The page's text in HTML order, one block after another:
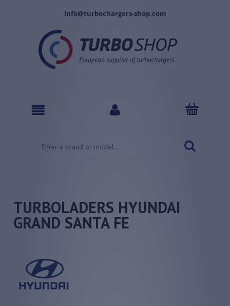
info@turbochargers-shop.com
TURBOLADERS HYUNDAI
GRAND SANTA FE